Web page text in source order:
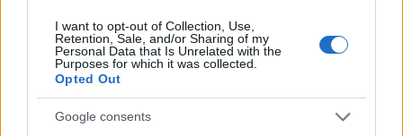
I want to opt-out of Collection, Use,
Retention, Sale, and/or Sharing of my
Personal Data that Is Unrelated with the
Purposes for which it was collected.
Opted Out
Google consents
ELSTARTOLT A MŰVÉSZETEK VÖLGYE